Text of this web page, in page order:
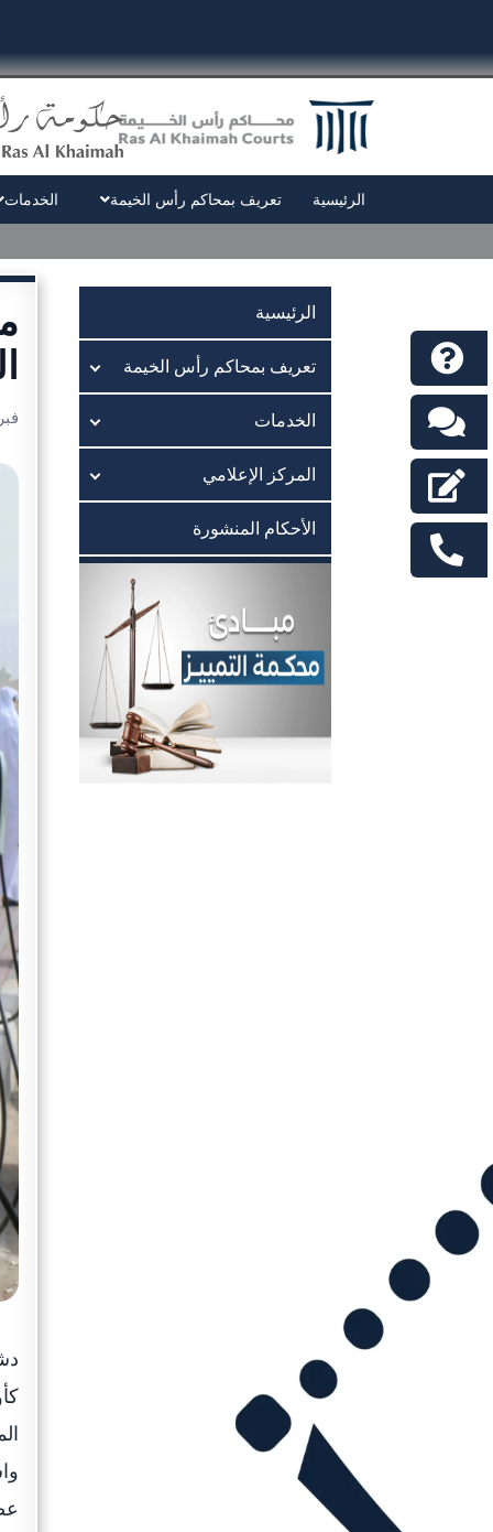
الرئيسية تعريف بمحاكم رأس الخيمة الخدمات
الرئيسية
تعريف بمحاكم رأس الخيمة
الخدمات
المركز الإعلامي
الأحكام المنشورة